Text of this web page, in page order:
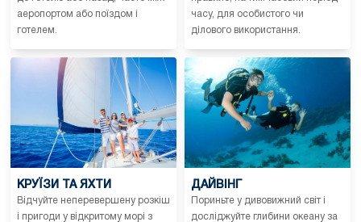
аеропортом або поїздом і
готелем.
часу, для особистого чи
ділового використання.
КРУЇЗИ ТА ЯХТИ
Відчуйте неперевершену розкіш
і пригоди у відкритому морі з
ДАЙВІНГ
Пориньте у дивовижний світ і
досліджуйте глибини океану за